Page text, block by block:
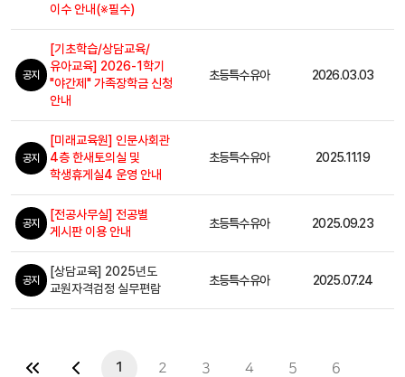
이수 안내(※필수)
공지
[기초학습/상담교육/
유아교육] 2026-1학기
"야간제" 가족장학금 신청
안내
초등특수유아 2026.03.03
공지
[미래교육원] 인문사회관
4층 한새토의실 및
학생휴게실4 운영 안내
초등특수유아 2025.11.19
공지
[전공사무실] 전공별
게시판 이용 안내
초등특수유아 2025.09.23
공지
[상담교육] 2025년도
교원자격검정 실무편람
초등특수유아 2025.07.24
1 2 3 4 5 6